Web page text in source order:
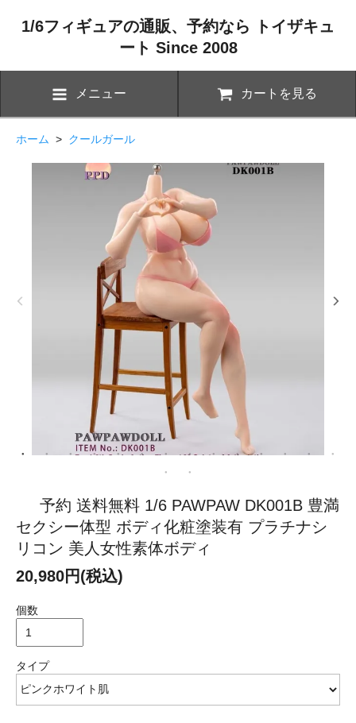
1/6フィギュアの通販、予約なら トイザキュ
ート Since 2008
メニュー カートを見る
ホーム > クールガール
予約 送料無料 1/6 PAWPAW DK001B 豊満
セクシー体型 ボディ化粧塗装有 プラチナシ
リコン 美人女性素体ボディ
20,980円(税込)
個数
タイプ